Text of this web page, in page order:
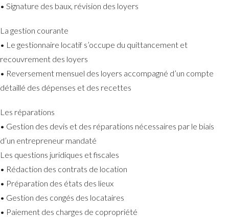
• Signature des baux, révision des loyers
La gestion courante
• Le gestionnaire locatif s’occupe du quittancement et
recouvrement des loyers
• Reversement mensuel des loyers accompagné d’un compte
détaillé des dépenses et des recettes
Les réparations
• Gestion des devis et des réparations nécessaires par le biais
d’un entrepreneur mandaté
Les questions juridiques et fiscales
• Rédaction des contrats de location
• Préparation des états des lieux
• Gestion des congés des locataires
• Paiement des charges de copropriété